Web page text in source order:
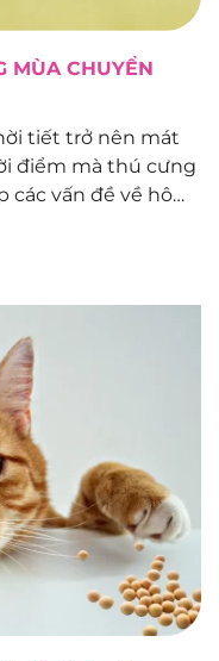
MÙA CHUYỂN
tiết trở nên mát
điểm mà thú cưng
các vấn đề về hô